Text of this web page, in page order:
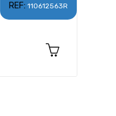
REF: 110612563R